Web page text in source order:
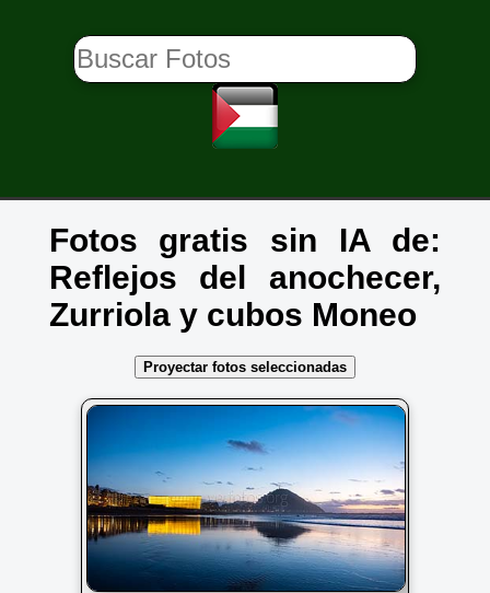
Fotos gratis sin IA de:
Reflejos del anochecer,
Zurriola y cubos Moneo
Proyectar fotos seleccionadas